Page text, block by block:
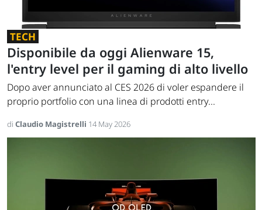
TECH
Disponibile da oggi Alienware 15,
l'entry level per il gaming di alto livello
Dopo aver annunciato al CES 2026 di voler espandere il
proprio portfolio con una linea di prodotti entry...
di Claudio Magistrelli 14 May 2026